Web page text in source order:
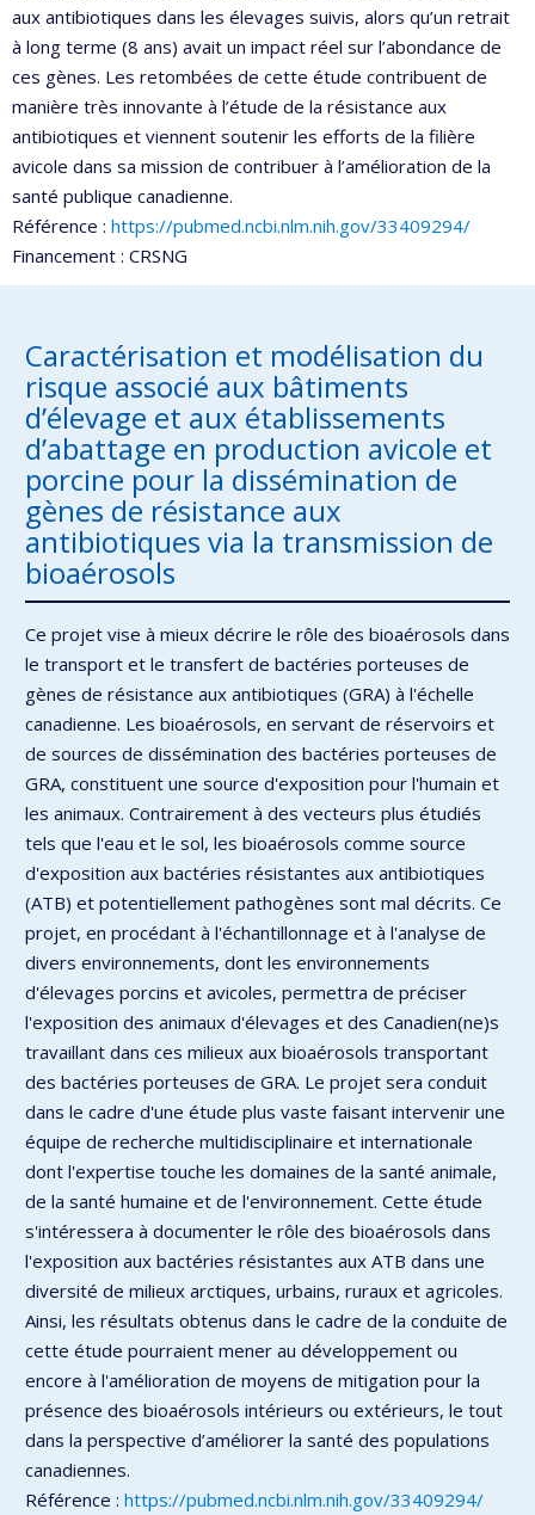
aux antibiotiques dans les élevages suivis, alors qu’un retrait
à long terme (8 ans) avait un impact réel sur l’abondance de
ces gènes. Les retombées de cette étude contribuent de
manière très innovante à l’étude de la résistance aux
antibiotiques et viennent soutenir les efforts de la filière
avicole dans sa mission de contribuer à l’amélioration de la
santé publique canadienne.
Référence : https://pubmed.ncbi.nlm.nih.gov/33409294/
Financement : CRSNG
Caractérisation et modélisation du
risque associé aux bâtiments
d’élevage et aux établissements
d’abattage en production avicole et
porcine pour la dissémination de
gènes de résistance aux
antibiotiques via la transmission de
bioaérosols
Ce projet vise à mieux décrire le rôle des bioaérosols dans
le transport et le transfert de bactéries porteuses de
gènes de résistance aux antibiotiques (GRA) à l'échelle
canadienne. Les bioaérosols, en servant de réservoirs et
de sources de dissémination des bactéries porteuses de
GRA, constituent une source d'exposition pour l'humain et
les animaux. Contrairement à des vecteurs plus étudiés
tels que l'eau et le sol, les bioaérosols comme source
d'exposition aux bactéries résistantes aux antibiotiques
(ATB) et potentiellement pathogènes sont mal décrits. Ce
projet, en procédant à l'échantillonnage et à l'analyse de
divers environnements, dont les environnements
d'élevages porcins et avicoles, permettra de préciser
l'exposition des animaux d'élevages et des Canadien(ne)s
travaillant dans ces milieux aux bioaérosols transportant
des bactéries porteuses de GRA. Le projet sera conduit
dans le cadre d'une étude plus vaste faisant intervenir une
équipe de recherche multidisciplinaire et internationale
dont l'expertise touche les domaines de la santé animale,
de la santé humaine et de l'environnement. Cette étude
s'intéressera à documenter le rôle des bioaérosols dans
l'exposition aux bactéries résistantes aux ATB dans une
diversité de milieux arctiques, urbains, ruraux et agricoles.
Ainsi, les résultats obtenus dans le cadre de la conduite de
cette étude pourraient mener au développement ou
encore à l'amélioration de moyens de mitigation pour la
présence des bioaérosols intérieurs ou extérieurs, le tout
dans la perspective d’améliorer la santé des populations
canadiennes.
Référence : https://pubmed.ncbi.nlm.nih.gov/33409294/